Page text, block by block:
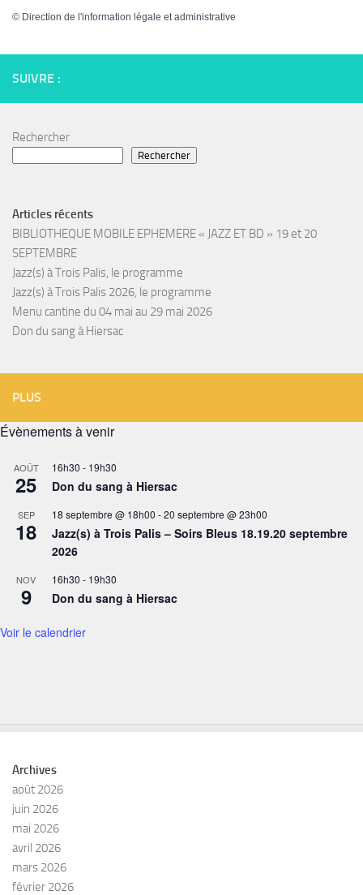
© Direction de l'information légale et administrative
SUIVRE :
Rechercher
Rechercher
Articles récents
BIBLIOTHEQUE MOBILE EPHEMERE « JAZZ ET BD » 19 et 20
SEPTEMBRE
Jazz(s) à Trois Palis, le programme
Jazz(s) à Trois Palis 2026, le programme
Menu cantine du 04 mai au 29 mai 2026
Don du sang à Hiersac
PLUS
Évènements à venir
AOÛT
25
16h30 - 19h30
Don du sang à Hiersac
SEP
18
18 septembre @ 18h00 -20 septembre @ 23h00
Jazz(s) à Trois Palis – Soirs Bleus 18.19.20 septembre
2026
NOV
9
16h30 - 19h30
Don du sang à Hiersac
Voir le calendrier
Archives
août 2026
juin 2026
mai 2026
avril 2026
mars 2026
février 2026